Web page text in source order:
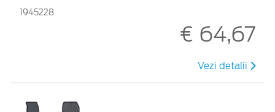
1945228
€ 64,67
Vezi detalii